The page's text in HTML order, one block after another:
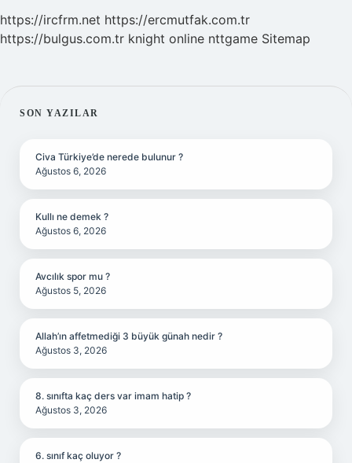
https://ircfrm.net https://ercmutfak.com.tr
https://bulgus.com.tr knight online nttgame Sitemap
SIDEBAR
SON YAZILAR
Civa Türkiye’de nerede bulunur ?
Ağustos 6, 2026
Kullı ne demek ?
Ağustos 6, 2026
Avcılık spor mu ?
Ağustos 5, 2026
Allah’ın affetmediği 3 büyük günah nedir ?
Ağustos 3, 2026
8. sınıfta kaç ders var imam hatip ?
Ağustos 3, 2026
6. sınıf kaç oluyor ?